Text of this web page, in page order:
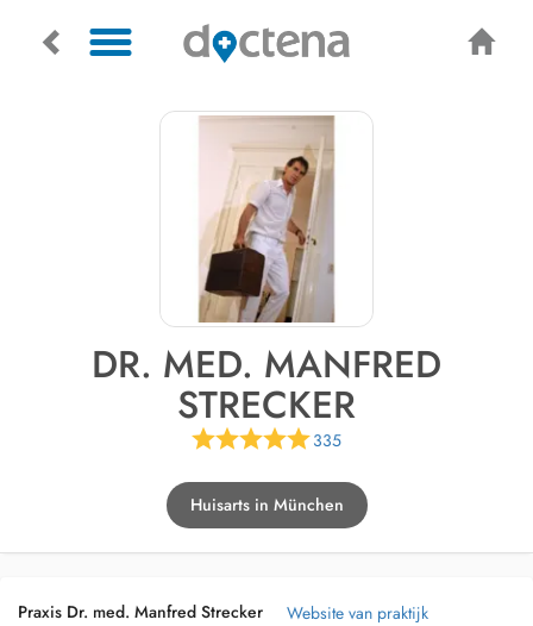
DR. MED. MANFRED
STRECKER
335
Huisarts in München
Praxis Dr. med. Manfred Strecker
Website van praktijk